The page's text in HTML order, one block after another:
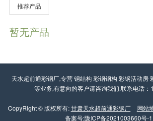
推荐产品
暂无产品
天水超前通彩钢厂,专营 钢结构 彩钢钢构 彩钢活动房
等业务,有意向的客户请咨询我们,联系电话
CopyRight © 版权所有:甘肃天水超前通彩钢厂 网站
备案号:陇ICP备2021003660号-1